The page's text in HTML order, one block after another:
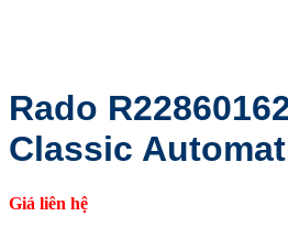
Rado
Classic
Giá liên hệ